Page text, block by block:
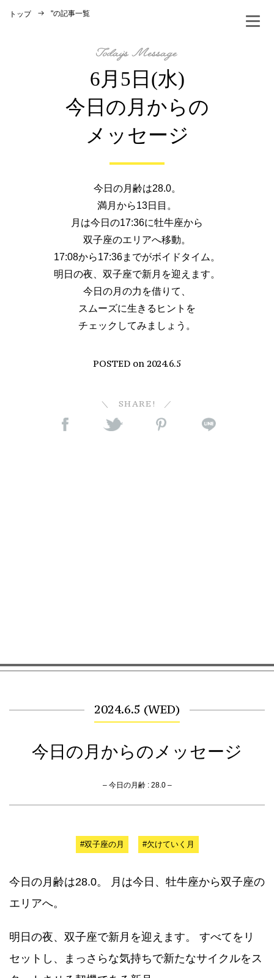
トップ "の記事一覧
6月5日(水)
今日の月からの
メッセージ
今日の月齢は28.0。
満月から13日目。
月は今日の17:36に牡牛座から
双子座のエリアへ移動。
17:08から17:36までがボイドタイム。
明日の夜、双子座で新月を迎えます。
今日の月の力を借りて、
スムーズに生きるヒントを
チェックしてみましょう。
POSTED on 2024.6.5
SHARE!
2024.6.5 (WED)
今日の月からのメッセージ
– 今日の月齢 : 28.0 –
#双子座の月 #欠けていく月
今日の月齢は28.0。 月は今日、牡牛座から双子座の
エリアへ。
明日の夜、双子座で新月を迎えます。 すべてをリ
セットし、まっさらな気持ちで新たなサイクルをス